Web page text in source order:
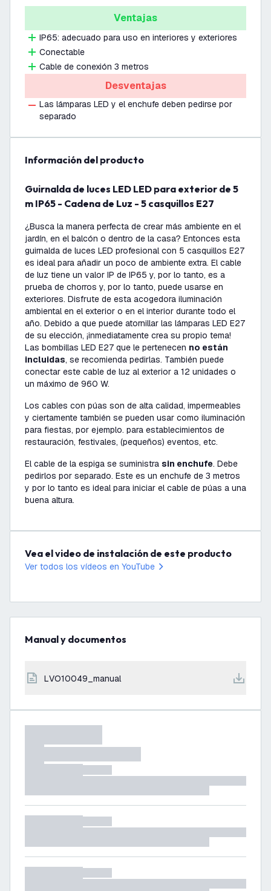
Ventajas
IP65: adecuado para uso en interiores y exteriores
Conectable
Cable de conexión 3 metros
Desventajas
Las lámparas LED y el enchufe deben pedirse por
separado
información del producto
Guirnalda de luces LED LED para exterior de 5
m IP65 - Cadena de Luz - 5 casquillos E27
¿Busca la manera perfecta de crear más ambiente en el
jardín, en el balcón o dentro de la casa? Entonces esta
guirnalda de luces LED profesional con 5 casquillos E27
es ideal para añadir un poco de ambiente extra. El cable
de luz tiene un valor IP de IP65 y, por lo tanto, es a
prueba de chorros y, por lo tanto, puede usarse en
exteriores. Disfrute de esta acogedora iluminación
ambiental en el exterior o en el interior durante todo el
año. Debido a que puede atornillar las lámparas LED E27
de su elección, ¡inmediatamente crea su propio tema!
Las bombillas LED E27 que le pertenecen no están
incluidas, se recomienda pedirlas. También puede
conectar este cable de luz al exterior a 12 unidades o
un máximo de 960 W.
Los cables con púas son de alta calidad, impermeables
y ciertamente también se pueden usar como iluminación
para fiestas, por ejemplo. para establecimientos de
restauración, festivales, (pequeños) eventos, etc.
El cable de la espiga se suministra sin enchufe. Debe
pedirlos por separado. Este es un enchufe de 3 metros
y por lo tanto es ideal para iniciar el cable de púas a una
buena altura.
Vea el video de instalación de este producto
Ver todos los vídeos en YouTube
Manual y documentos
LVO10049_manual